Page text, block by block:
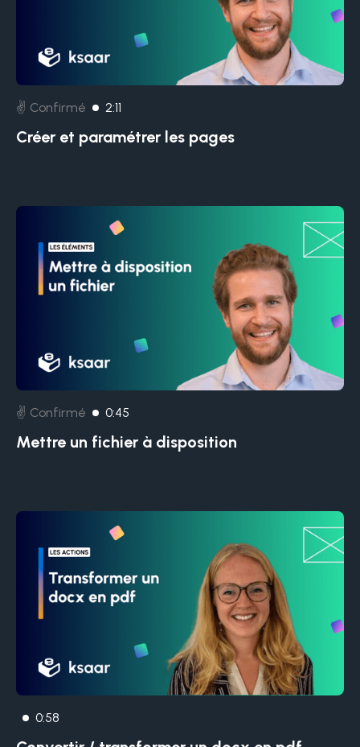
✌️ Confirmé 2:11
Créer et paramétrer les pages
✌️ Confirmé 0:45
Mettre un fichier à disposition
0:58